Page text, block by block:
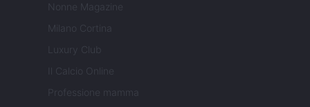
Nonne Magazine
Milano Cortina
Luxury Club
Il Calcio Online
Professione mamma